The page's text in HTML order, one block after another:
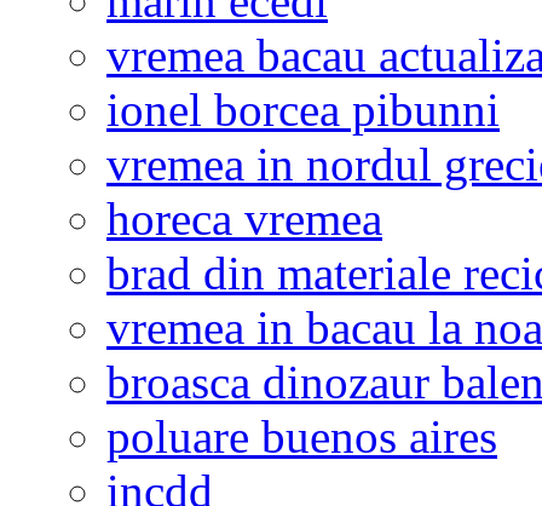
vremea bacau
ionel borcea pibunni
vremea in nordul
horeca vremea
brad din materiale
vremea in bacau la
broasca dinozaur
poluare buenos aires
incdd